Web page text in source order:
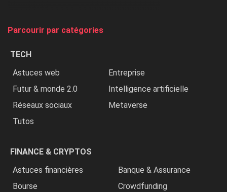
Parcourir par catégories
TECH
Astuces web
Entreprise
Futur & monde 2.0
Intelligence artificielle
Réseaux sociaux
Metaverse
Tutos
FINANCE & CRYPTOS
Astuces financières
Banque & Assurance
Bourse
Crowdfunding